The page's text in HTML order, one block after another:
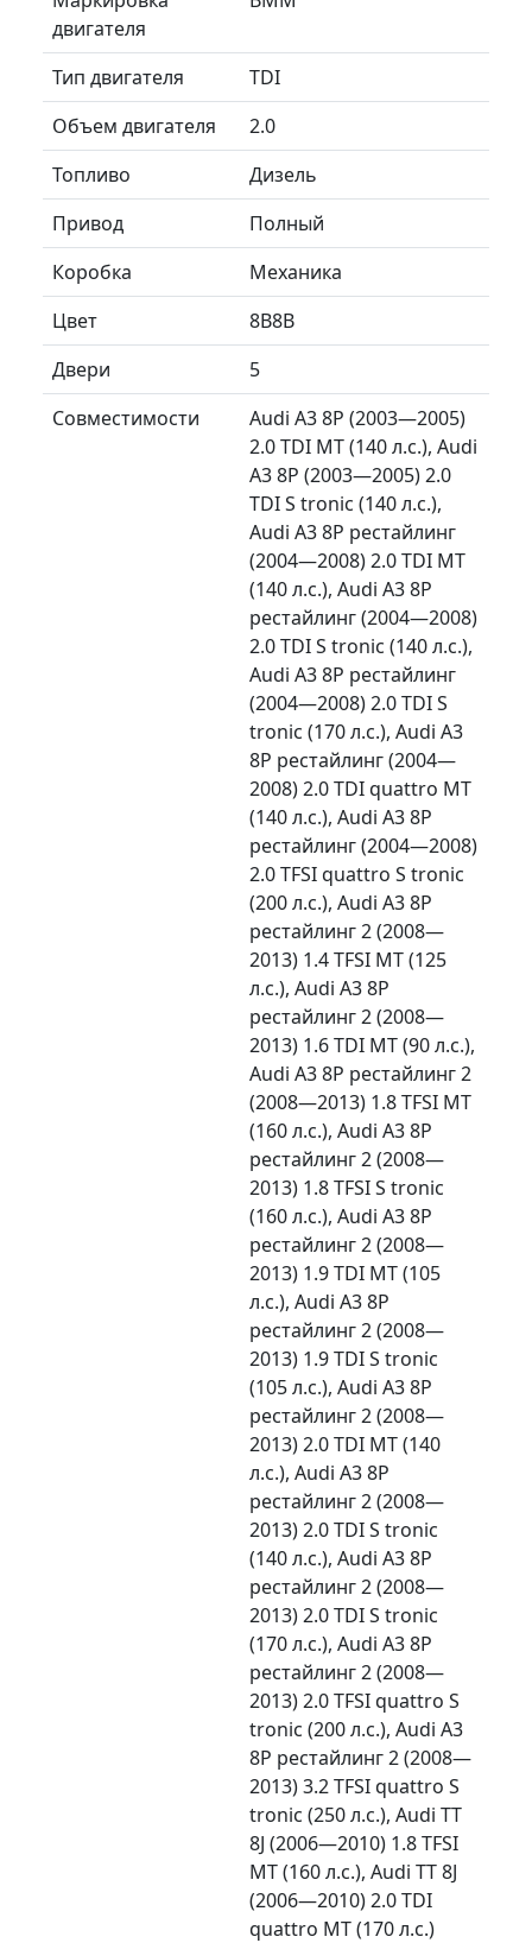
двигателя
Тип двигателя
TDI
Объем двигателя
2.0
Топливо
Дизель
Привод
Полный
Коробка
Механика
Цвет
8B8B
Двери
5
Совместимости
Audi A3 8P (2003—2005)
2.0 TDI MT (140 л.с.), Audi
A3 8P (2003—2005) 2.0
TDI S tronic (140 л.с.),
Audi A3 8P рестайлинг
(2004—2008) 2.0 TDI MT
(140 л.с.), Audi A3 8P
рестайлинг (2004—2008)
2.0 TDI S tronic (140 л.с.),
Audi A3 8P рестайлинг
(2004—2008) 2.0 TDI S
tronic (170 л.с.), Audi A3
8P рестайлинг (2004—
2008) 2.0 TDI quattro MT
(140 л.с.), Audi A3 8P
рестайлинг (2004—2008)
2.0 TFSI quattro S tronic
(200 л.с.), Audi A3 8P
рестайлинг 2 (2008—
2013) 1.4 TFSI MT (125
л.с.), Audi A3 8P
рестайлинг 2 (2008—
2013) 1.6 TDI MT (90 л.с.),
Audi A3 8P рестайлинг 2
(2008—2013) 1.8 TFSI MT
(160 л.с.), Audi A3 8P
рестайлинг 2 (2008—
2013) 1.8 TFSI S tronic
(160 л.с.), Audi A3 8P
рестайлинг 2 (2008—
2013) 1.9 TDI MT (105
л.с.), Audi A3 8P
рестайлинг 2 (2008—
2013) 1.9 TDI S tronic
(105 л.с.), Audi A3 8P
рестайлинг 2 (2008—
2013) 2.0 TDI MT (140
л.с.), Audi A3 8P
рестайлинг 2 (2008—
2013) 2.0 TDI S tronic
(140 л.с.), Audi A3 8P
рестайлинг 2 (2008—
2013) 2.0 TDI S tronic
(170 л.с.), Audi A3 8P
рестайлинг 2 (2008—
2013) 2.0 TFSI quattro S
tronic (200 л.с.), Audi A3
8P рестайлинг 2 (2008—
2013) 3.2 TFSI quattro S
tronic (250 л.с.), Audi TT
8J (2006—2010) 1.8 TFSI
MT (160 л.с.), Audi TT 8J
(2006—2010) 2.0 TDI
quattro MT (170 л.с.)